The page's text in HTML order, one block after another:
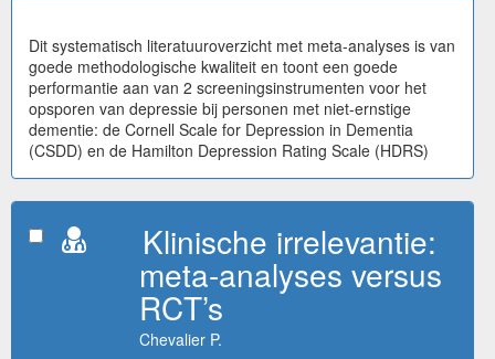
Dit systematisch literatuuroverzicht met meta-analyses is van
goede methodologische kwaliteit en toont een goede
performantie aan van 2 screeningsinstrumenten voor het
opsporen van depressie bij personen met niet-ernstige
dementie: de Cornell Scale for Depression in Dementia
(CSDD) en de Hamilton Depression Rating Scale (HDRS)
Klinische irrelevantie:
meta-analyses versus
RCT’s
Chevalier P.